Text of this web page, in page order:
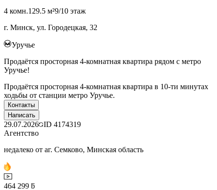
4 комн.129.5 м²9/10 этаж
г. Минск, ул. Городецкая, 32
Уручье
Продаётся просторная 4-комнатная квартира рядом с метро
Уручье!
Продаётся просторная 4-комнатная квартира в 10-ти минутах
ходьбы от станции метро Уручье.
Контакты
Написать
29.07.2026 ID 4174319
Агентство
недалеко от аг. Семково, Минская область
464 299 ƃ